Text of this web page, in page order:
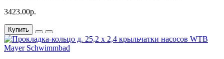
3423.00р.
Купить